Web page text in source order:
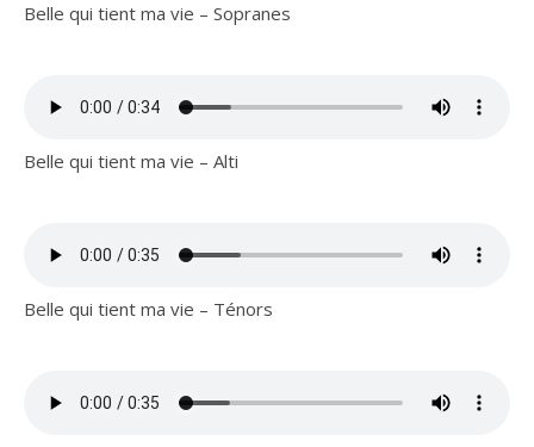
Belle qui tient ma vie – Sopranes
Belle qui tient ma vie – Alti
Belle qui tient ma vie – Ténors